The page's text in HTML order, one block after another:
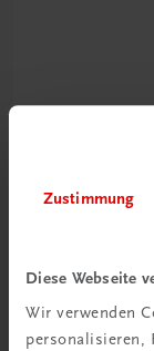
Zustimmung
Diese Webseite
Wir verwenden
personalisieren,